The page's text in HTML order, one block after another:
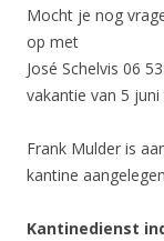
Mocht je nog
op met
José Schelvis 06
vakantie van 5
Frank Mulder is
kantine
Kantinedienst